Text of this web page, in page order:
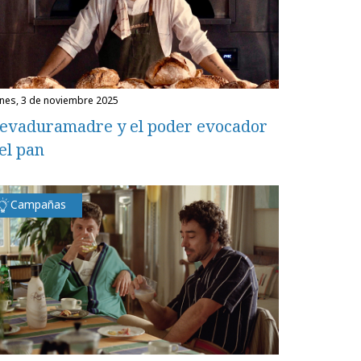
3 de noviembre 2025
y el poder evocador
pan
Campañas